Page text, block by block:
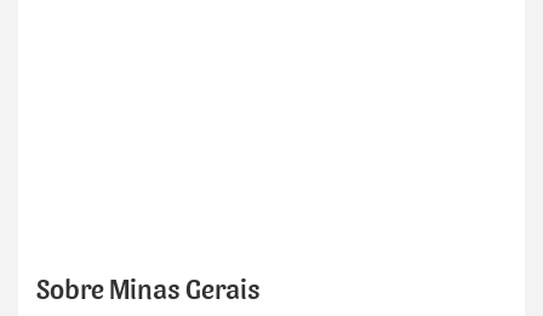
Sobre Minas Gerais